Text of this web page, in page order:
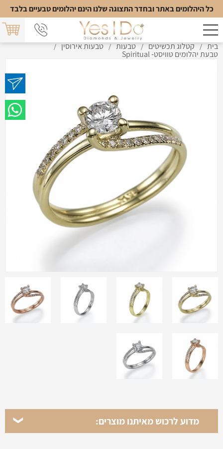
כל היהלומים באתר ובחדר התצוגה שלנו הינם יהלומים טבעיים בלבד
בית / קטלוג תכשיטים / טבעות / טבעות אירוסין /
טבעת יהלומים טוויסט- Spiritual
מדוע לרכוש מאיתנו מוצרים: